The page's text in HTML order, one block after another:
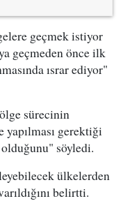
geçmek istiyor
geçmeden önce ilk
ısrar ediyor"
sürecinin
gerektiği
söyledi.
ülkelerden
belirtti.